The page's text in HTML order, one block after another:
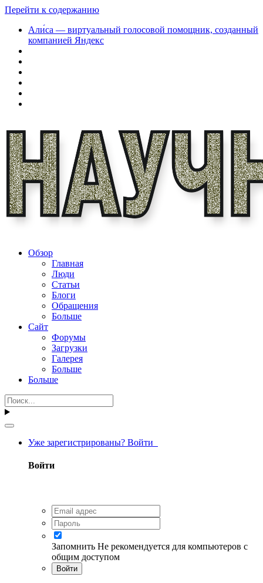
Перейти к содержанию
Али́са — виртуальный голосовой помощник, созданный
компанией Яндекс
Обзор
Главная
Люди
Статьи
Блоги
Обращения
Больше
Сайт
Форумы
Загрузки
Галерея
Больше
Больше
Уже зарегистрированы? Войти
Войти
Запомнить Не рекомендуется для компьютеров с
общим доступом
Войти